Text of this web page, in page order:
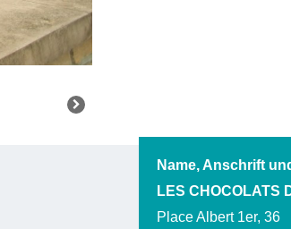
Name, Anschrift
LES CHOCOLATS
Place Albert 1er, 36